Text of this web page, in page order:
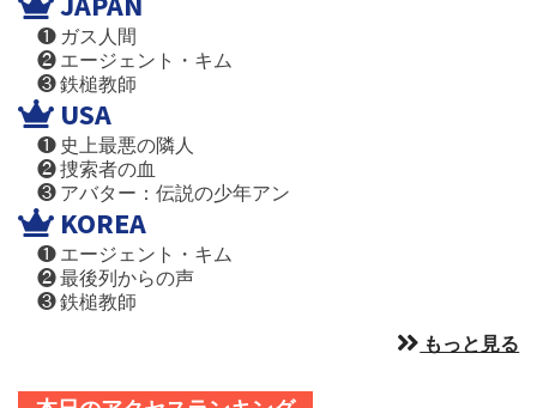
❶ ガス人間
❷ エージェント・キム
❸ 鉄槌教師
USA
❶ 史上最悪の隣人
❷ 捜索者の血
❸ アバター：伝説の少年アン
KOREA
❶ エージェント・キム
❷ 最後列からの声
❸ 鉄槌教師
もっと見る